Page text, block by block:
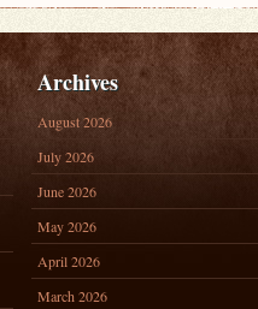
Archives
August 2026
July 2026
June 2026
May 2026
April 2026
March 2026